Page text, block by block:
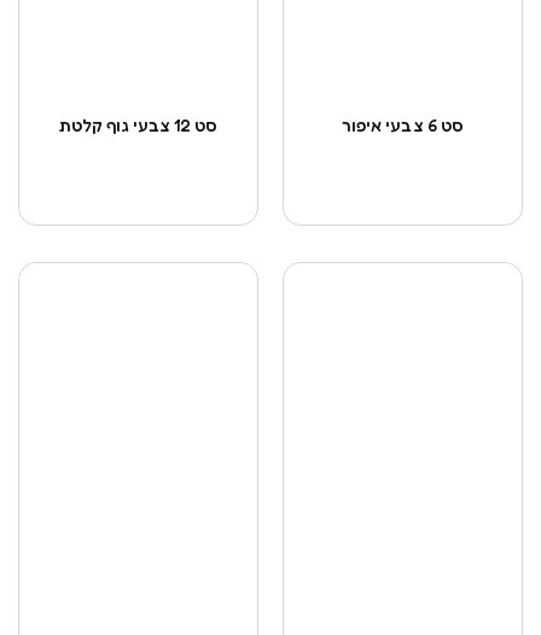
סט 12 צבעי גוף קלטת סט 6 צבעי איפור